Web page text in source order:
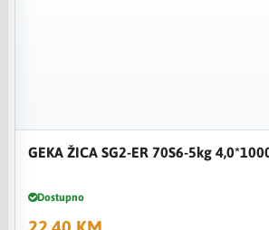
GEKA ŽICA SG2-ER 70S6-5kg
Dostupno